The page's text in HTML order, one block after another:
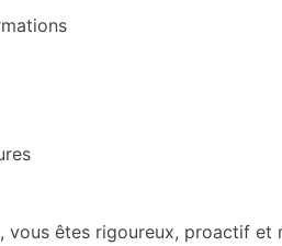
êtes rigoureux, proactif